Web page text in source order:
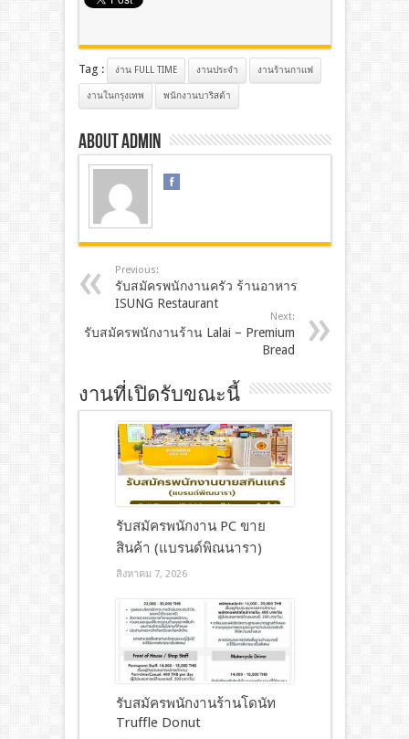
Tag : ง่าน FULL TIME งานประจํา งานร้านกาแฟ
งานในกรุงเทพ พนักงานบาริสต้า
About admin
Previous:
รับสมัครพนักงานครัว ร้านอาหาร
ISUNG Restaurant
Next:
รับสมัครพนักงานร้าน Lalai – Premium
Bread
งานที่เปิดรับขณะนี้
รับสมัครพนักงาน PC ขาย
สินค้า (แบรนด์พิณนารา)
สิงหาคม 7, 2026
รับสมัครพนักงานร้านโดนัท
Truffle Donut